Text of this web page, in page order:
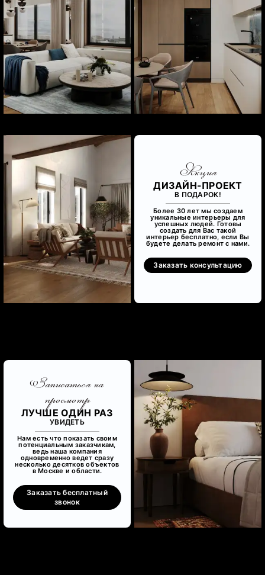
Акция
ДИЗАЙН-ПРОЕКТ
В ПОДАРОК!
Более 30 лет мы создаем
уникальные интерьеры для
успешных людей. Готовы
создать для Вас такой
интерьер бесплатно, если Вы
будете делать ремонт с нами.
Заказать консультацию
Записаться на
просмотр
ЛУЧШЕ ОДИН РАЗ
УВИДЕТЬ
Нам есть что показать своим
потенциальным заказчикам,
ведь наша компания
одновременно ведет сразу
несколько десятков объектов
в Москве и области.
Заказать бесплатный
звонок